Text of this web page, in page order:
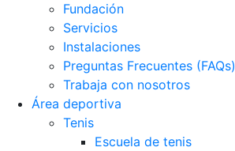
Fundación
Servicios
Instalaciones
Preguntas Frecuentes (FAQs)
Trabaja con nosotros
Área deportiva
Tenis
Escuela de tenis